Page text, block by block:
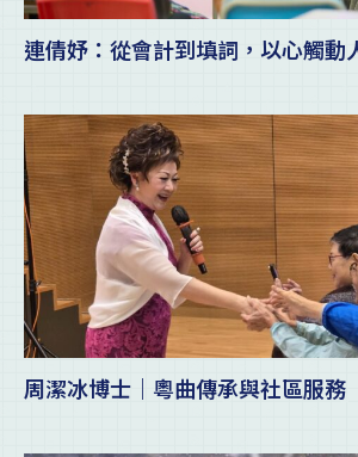
連倩妤：從會計到填詞，以心觸動
周潔冰博士｜粵曲傳承與社區服務